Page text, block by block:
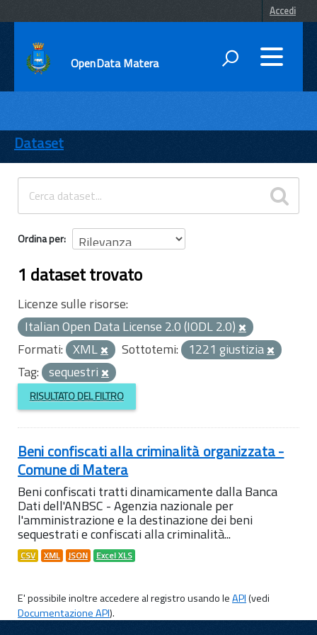
Accedi
OpenData Matera
ENTI
TEMI
INFORMAZIONI
Dataset
Ordina per
1 dataset trovato
Licenze sulle risorse:
Italian Open Data License 2.0 (IODL 2.0)
Formati: XML Sottotemi:
1221 giustizia
Tag: sequestri
RISULTATO DEL FILTRO
Beni confiscati alla criminalità organizzata -
Comune di Matera
Beni confiscati tratti dinamicamente dalla Banca
Dati dell'ANBSC - Agenzia nazionale per
l'amministrazione e la destinazione dei beni
sequestrati e confiscati alla criminalità...
CSV XML JSON Excel XLS
E' possibile inoltre accedere al registro usando leAPI(vedi
Documentazione API).